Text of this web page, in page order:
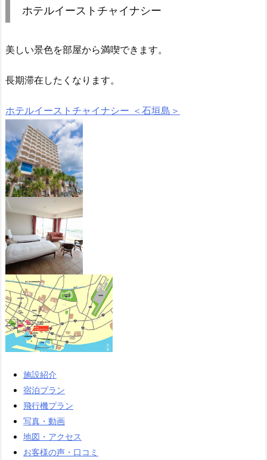
ホテルイーストチャイナシー
美しい景色を部屋から満喫できます。
長期滞在したくなります。
ホテルイーストチャイナシー ＜石垣島＞
施設紹介
宿泊プラン
飛行機プラン
写真・動画
地図・アクセス
お客様の声・口コミ